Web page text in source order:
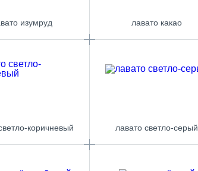
изумруд лавато какао
коричневый лавато светло-серый